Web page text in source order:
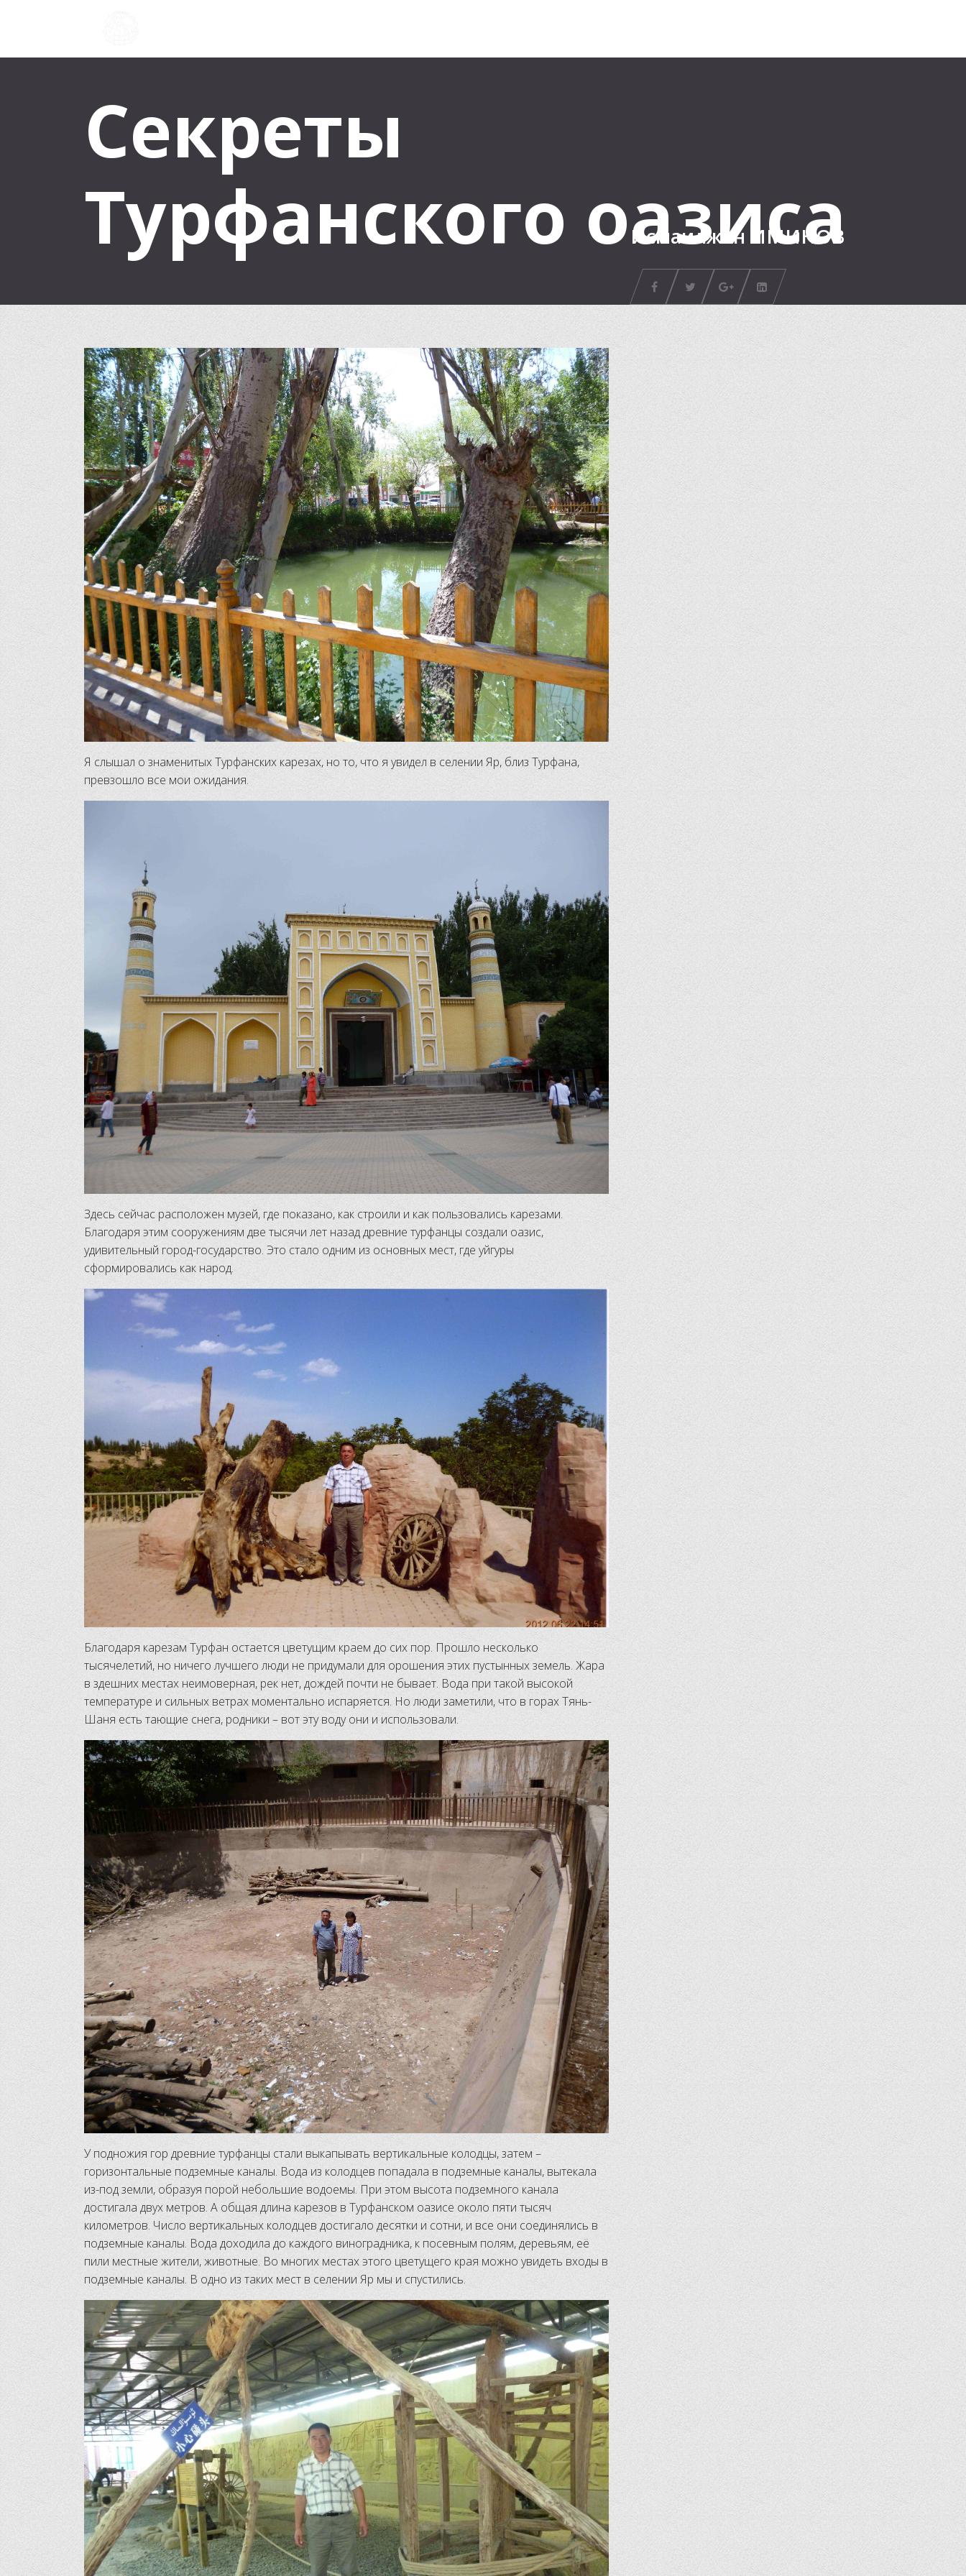
Секреты
Турфанского оазиса
Исмаилжан ИМИНОВ
Я слышал о знаменитых Турфанских карезах, но то, что я увидел в селении Яр, близ Турфана,
превзошло все мои ожидания.
Здесь сейчас расположен музей, где показано, как строили и как пользовались карезами.
Благодаря этим сооружениям две тысячи лет назад древние турфанцы создали оазис,
удивительный город-государство. Это стало одним из основных мест, где уйгуры
сформировались как народ.
Благодаря карезам Турфан остается цветущим краем до сих пор. Прошло несколько
тысячелетий, но ничего лучшего люди не придумали для орошения этих пустынных земель. Жара
в здешних местах неимоверная, рек нет, дождей почти не бывает. Вода при такой высокой
температуре и сильных ветрах моментально испаряется. Но люди заметили, что в горах Тянь-
Шаня есть тающие снега, родники – вот эту воду они и использовали.
У подножия гор древние турфанцы стали выкапывать вертикальные колодцы, затем –
горизонтальные подземные каналы. Вода из колодцев попадала в подземные каналы, вытекала
из-под земли, образуя порой небольшие водоемы. При этом высота подземного канала
достигала двух метров. А общая длина карезов в Турфанском оазисе около пяти тысяч
километров. Число вертикальных колодцев достигало десятки и сотни, и все они соединялись в
подземные каналы. Вода доходила до каждого виноградника, к посевным полям, деревьям, её
пили местные жители, животные. Во многих местах этого цветущего края можно увидеть входы в
подземные каналы. В одно из таких мест в селении Яр мы и спустились.